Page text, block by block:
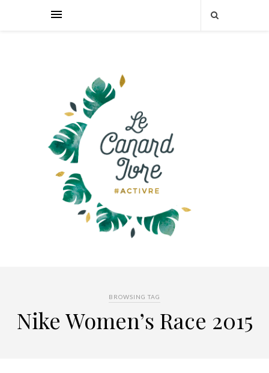
BROWSING TAG
Nike Women’s Race 2015